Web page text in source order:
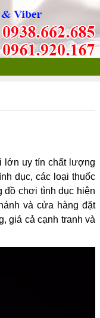
lớn uy tín chất lượng
dục, các loại thuốc
đồ chơi tình dục hiện
và cửa hàng đặt
giá cả cạnh tranh và